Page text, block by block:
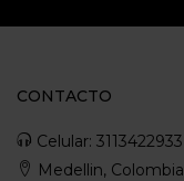
CONTACTO
Celular: 3113422933
Medellin, Colombia